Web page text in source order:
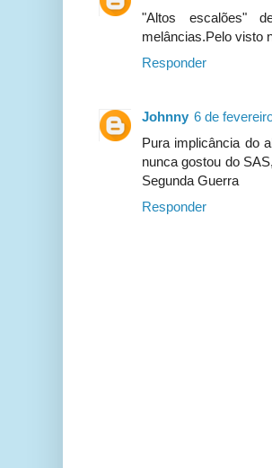
"Altos escalões"
melâncias.Pelo visto
Responder
Johnny 6 de
Pura implicância do
nunca gostou do
Segunda Guerra
Responder